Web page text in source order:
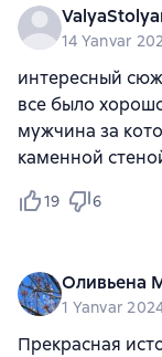
14 Yanvar
интересный
все было
мужчина за
каменной
19 6
Оливьена
1 Yanvar
Прекрасная